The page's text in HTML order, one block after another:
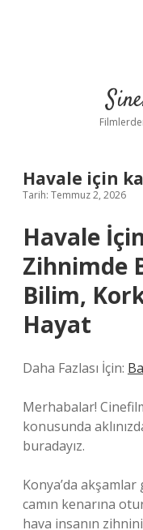
Havale için
Tarih: Temmuz 2, 2026
Havale
Zihnimde
Bilim,
Hayat
Daha Fazlası İçin:
Merhabalar!
konusunda
buradayız.
Konya’da akşamlar
camın kenarına
hava insanın